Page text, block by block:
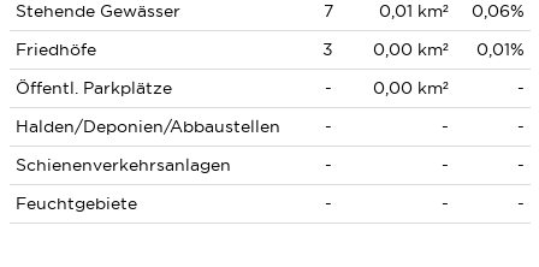
Stehende Gewässer
7 0,01 km²
0,06%
Friedhöfe
3 0,00 km²
0,01%
Öffentl. Parkplätze
- 0,00 km²
-
Halden/Deponien/Abbaustellen
- -
-
Schienenverkehrsanlagen
- -
-
Feuchtgebiete
- - -